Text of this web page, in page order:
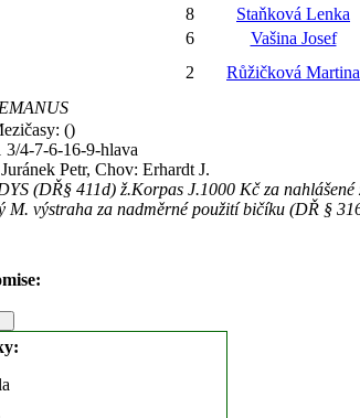
8 Staňková Lenka
6 Vašina Josef
2 Růžičková Martina
()
4-7-6-16-9-hlava
Petr, Chov: Erhardt J.
(DŘ§ 411d) ž.Korpas J.1000 Kč za nahlášené
výstraha za nadměrné použití bičíku (DŘ §